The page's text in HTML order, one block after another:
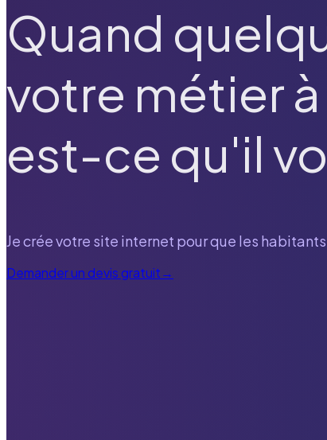
Quand
votre métier à
est-ce qu'il
Je crée votre site internet pour que les
Demander un devis gratuit→